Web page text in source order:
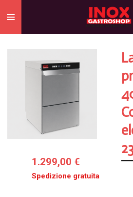
al
contenuto
1.299,00 €
Spedizione gratuita